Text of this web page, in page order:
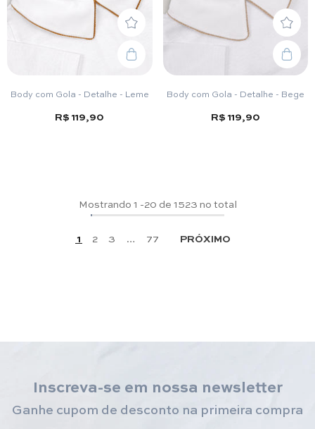
Body com Gola - Detalhe - Leme
R$ 119,90
Body com Gola - Detalhe - Bege
R$ 119,90
Mostrando 1 -20 de 1523 no total
1 2 3 … 77 PRÓXIMO
Inscreva-se em nossa newsletter
Ganhe cupom de desconto na primeira compra